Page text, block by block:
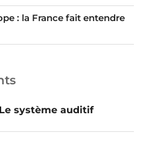
: la France fait entendre
Le système auditif